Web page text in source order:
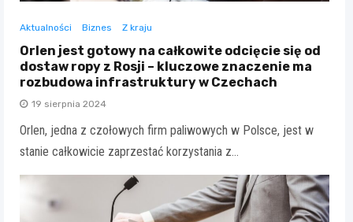
Aktualności Biznes Z kraju
Orlen jest gotowy na całkowite odcięcie się od
dostaw ropy z Rosji – kluczowe znaczenie ma
rozbudowa infrastruktury w Czechach
19 sierpnia 2024
Orlen, jedna z czołowych firm paliwowych w Polsce, jest w
stanie całkowicie zaprzestać korzystania z…